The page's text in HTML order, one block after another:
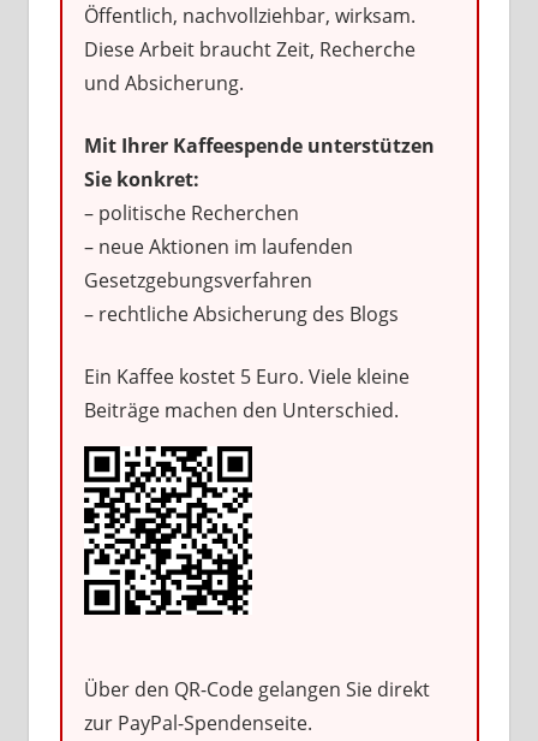
Öffentlich, nachvollziehbar, wirksam.
Diese Arbeit braucht Zeit, Recherche
und Absicherung.
Mit Ihrer Kaffeespende unterstützen
Sie konkret:
– politische Recherchen
– neue Aktionen im laufenden
Gesetzgebungsverfahren
– rechtliche Absicherung des Blogs
Ein Kaffee kostet 5 Euro. Viele kleine
Beiträge machen den Unterschied.
Über den QR-Code gelangen Sie direkt
zur PayPal-Spendenseite.